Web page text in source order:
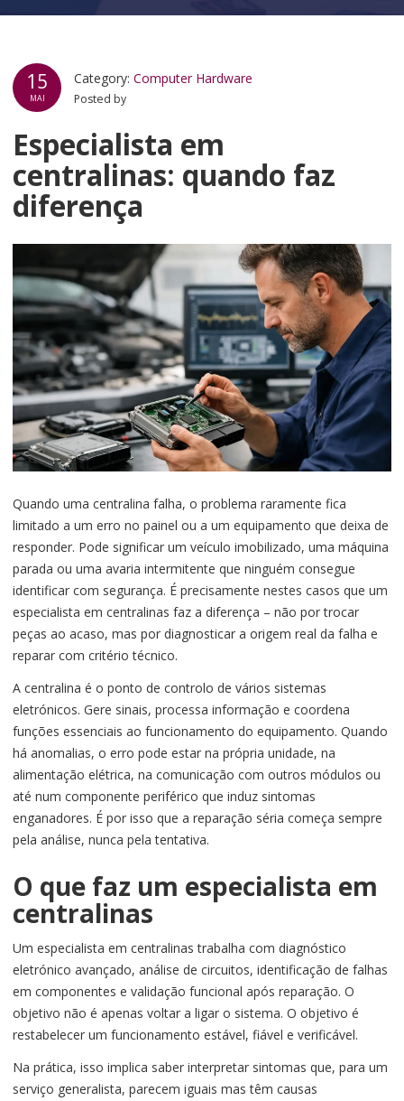
15
MAI
Category:Computer Hardware
Posted by
Especialista em
centralinas: quando faz
diferença
Quando uma centralina falha, o problema raramente fica
limitado a um erro no painel ou a um equipamento que deixa de
responder. Pode significar um veículo imobilizado, uma máquina
parada ou uma avaria intermitente que ninguém consegue
identificar com segurança. É precisamente nestes casos que um
especialista em centralinas faz a diferença – não por trocar
peças ao acaso, mas por diagnosticar a origem real da falha e
reparar com critério técnico.
A centralina é o ponto de controlo de vários sistemas
eletrónicos. Gere sinais, processa informação e coordena
funções essenciais ao funcionamento do equipamento. Quando
há anomalias, o erro pode estar na própria unidade, na
alimentação elétrica, na comunicação com outros módulos ou
até num componente periférico que induz sintomas
enganadores. É por isso que a reparação séria começa sempre
pela análise, nunca pela tentativa.
O que faz um especialista em
centralinas
Um especialista em centralinas trabalha com diagnóstico
eletrónico avançado, análise de circuitos, identificação de falhas
em componentes e validação funcional após reparação. O
objetivo não é apenas voltar a ligar o sistema. O objetivo é
restabelecer um funcionamento estável, fiável e verificável.
Na prática, isso implica saber interpretar sintomas que, para um
serviço generalista, parecem iguais mas têm causas